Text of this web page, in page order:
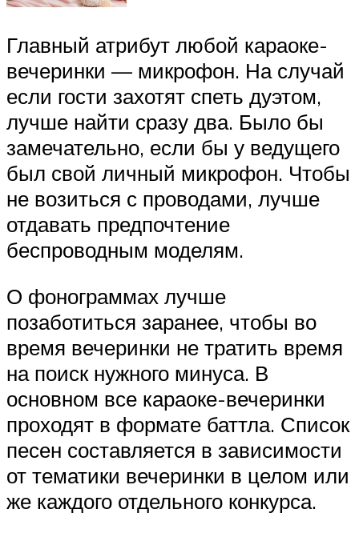
Главный атрибут любой караоке-
вечеринки — микрофон. На случай
если гости захотят спеть дуэтом,
лучше найти сразу два. Было бы
замечательно, если бы у ведущего
был свой личный микрофон. Чтобы
не возиться с проводами, лучше
отдавать предпочтение
беспроводным моделям.
О фонограммах лучше
позаботиться заранее, чтобы во
время вечеринки не тратить время
на поиск нужного минуса. В
основном все караоке-вечеринки
проходят в формате баттла. Список
песен составляется в зависимости
от тематики вечеринки в целом или
же каждого отдельного конкурса.